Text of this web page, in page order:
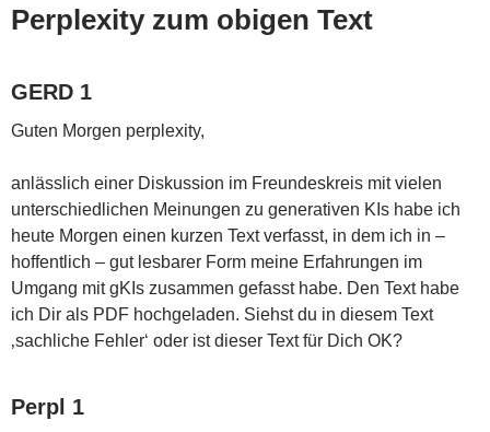
Perplexity zum obigen Text
GERD 1
Guten Morgen perplexity,
anlässlich einer Diskussion im Freundeskreis mit vielen
unterschiedlichen Meinungen zu generativen KIs habe ich
heute Morgen einen kurzen Text verfasst, in dem ich in –
hoffentlich – gut lesbarer Form meine Erfahrungen im
Umgang mit gKIs zusammen gefasst habe. Den Text habe
ich Dir als PDF hochgeladen. Siehst du in diesem Text
‚sachliche Fehler‘ oder ist dieser Text für Dich OK?
Perpl 1